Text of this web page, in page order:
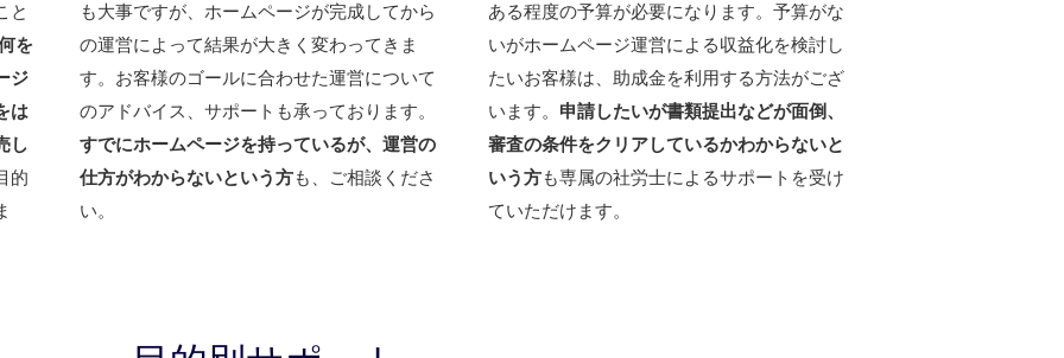
と
を
ジ
は
し
的
も大事ですが、ホームページが完成してから
の運営によって結果が大きく変わってきま
す。お客様のゴールに合わせた運営について
のアドバイス、サポートも承っております。
すでにホームページを持っているが、運営の
仕方がわからないという方も、ご相談くださ
い。
ある程度の予算が必要になります。予算がな
いがホームページ運営による収益化を検討し
たいお客様は、助成金を利用する方法がござ
います。 申請したいが書類提出などが面倒、
審査の条件をクリアしているかわからないと
いう方も専属の社労士によるサポートを受け
ていただけます。